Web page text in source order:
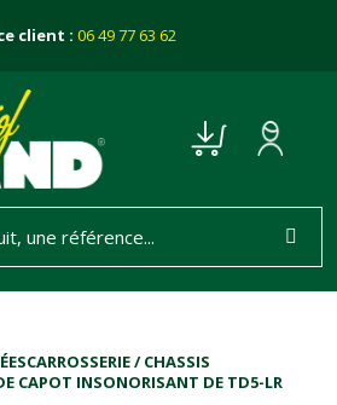
client : 06 49 77 63 62
CARROSSERIE / CHASSIS
CAPOT INSONORISANT DE TD5-LR